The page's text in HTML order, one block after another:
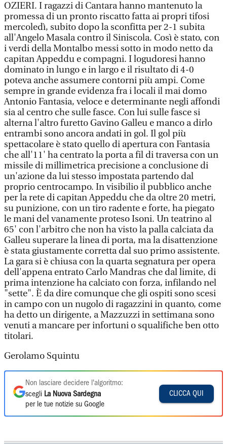
OZIERI. I ragazzi di Cantara hanno mantenuto la
promessa di un pronto riscatto fatta ai propri tifosi
mercoledì, subito dopo la sconfitta per 2-1 subita
all'Angelo Masala contro il Siniscola. Così è stato, con
i verdi della Montalbo messi sotto in modo netto da
capitan Appeddu e compagni. I logudoresi hanno
dominato in lungo e in largo e il risultato di 4-0
poteva anche assumere contorni più ampi. Come
sempre in grande evidenza fra i locali il mai domo
Antonio Fantasia, veloce e determinante negli affondi
sia al centro che sulle fasce. Con lui sulle fasce si
alterna l'altro furetto Gavino Galleu e manco a dirlo
entrambi sono ancora andati in gol. Il gol più
spettacolare è stato quello di apertura con Fantasia
che all'11' ha centrato la porta a fil di traversa con un
missile di millimetrica precisione a conclusione di
un'azione da lui stesso impostata partendo dal
proprio centrocampo. In visibilio il pubblico anche
per la rete di capitan Appeddu che da oltre 20 metri,
su punizione, con un tiro radente e forte, ha piegato
le mani del vanamente proteso Isoni. Un teatrino al
65' con l'arbitro che non ha visto la palla calciata da
Galleu superare la linea di porta, ma la disattenzione
è stata giustamente corretta dal suo primo assistente.
La gara si è chiusa con la quarta segnatura per opera
dell'appena entrato Carlo Mandras che dal limite, di
prima intenzione ha calciato con forza, infilando nel
"sette". È da dire comunque che gli ospiti sono scesi
in campo con un nugolo di ragazzini in quanto, come
ha detto un dirigente, a Mazzuzzi in settimana sono
venuti a mancare per infortuni o squalifiche ben otto
titolari.
Gerolamo Squintu
Non lasciare decidere l'algoritmo:
scegli La Nuova Sardegna
per le tue notizie su Google
CLICCA QUI